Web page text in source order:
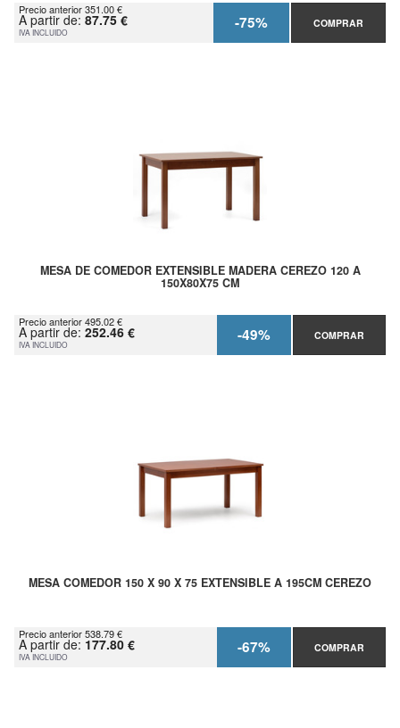
Precio anterior 351.00 €
A partir de: 87.75 €
IVA INCLUIDO -75% COMPRAR
MESA DE COMEDOR EXTENSIBLE MADERA CEREZO 120 A
150X80X75 CM
Precio anterior 495.02 €
A partir de: 252.46 €
IVA INCLUIDO -49% COMPRAR
MESA COMEDOR 150 X 90 X 75 EXTENSIBLE A 195CM CEREZO
Precio anterior 538.79 €
A partir de: 177.80 €
IVA INCLUIDO -67% COMPRAR